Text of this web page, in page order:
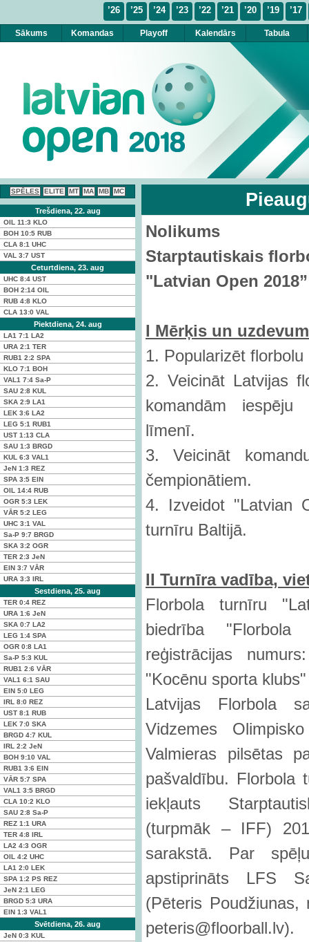
’17
’19
’20
’21
’22
’23
’24
’25
’26
Sākums Komandas Playoff Kalendārs Tabula
SPĒLES ELITE MT MA MB MC
Trešdiena, 22. aug
OIL 11:3 KLO
BOH 10:5 RUB
CLA 8:1 UHC
VAL 3:7 UST
Ceturtdiena, 23. aug
UHC 8:4 UST
BOH 2:14 OIL
RUB 4:8 KLO
CLA 13:0 VAL
Piektdiena, 24. aug
LA1 7:1 LA2
URA 2:1 TER
RUB1 2:2 SPA
KLO 7:1 BOH
VAL1 7:4 Sa-P
SAU 2:8 KUL
SKA 2:9 LA1
LEK 3:6 LA2
LEG 5:1 RUB1
UST 1:13 CLA
SAU 1:3 BRGD
KUL 6:3 VAL1
JeN 1:3 REZ
SPA 3:5 EIN
OIL 14:4 RUB
OGR 5:3 LEK
VĀR 5:2 LEG
UHC 3:1 VAL
Sa-P 9:7 BRGD
SKA 3:2 OGR
TER 2:3 JeN
EIN 3:7 VĀR
URA 3:3 IRL
Sestdiena, 25. aug
TER 0:4 REZ
URA 1:6 JeN
SKA 0:7 LA2
LEG 1:4 SPA
OGR 0:8 LA1
Sa-P 5:3 KUL
RUB1 2:6 VĀR
VAL1 6:1 SAU
EIN 5:0 LEG
IRL 8:0 REZ
UST 8:1 RUB
LEK 7:0 SKA
BRGD 4:7 KUL
IRL 2:2 JeN
BOH 9:10 VAL
RUB1 3:6 EIN
VĀR 5:7 SPA
VAL1 3:5 BRGD
CLA 10:2 KLO
SAU 2:8 Sa-P
REZ 1:1 URA
TER 4:8 IRL
LA2 4:3 OGR
OIL 4:2 UHC
LA1 2:0 LEK
SPA 1:2 PS REZ
JeN 2:1 LEG
BRGD 5:3 URA
EIN 1:3 VAL1
Svētdiena, 26. aug
JeN 0:3 KUL
Nolikums
Starptautiskais
"Latvian Open 2018”
I Mērķis un
1. Popularizēt
2. Veicināt Latvijas
komandām iespēju
līmenī.
3. Veicināt
čempionātiem.
4. Izveidot "Latvian
turnīru Baltijā.
II Turnīra vadība,
Florbola turnīru
biedrība
reģistrācijas
"Kocēnu sporta
Latvijas Florbola
Vidzemes
Valmieras pilsētas
pašvaldību. Florbola
iekļauts
(turpmāk – IFF)
sarakstā. Par
apstiprināts LFS
(Pēteris Poudžiunas,